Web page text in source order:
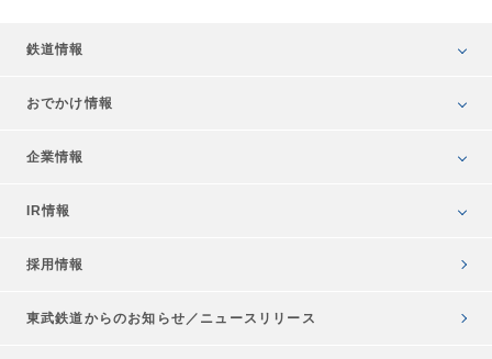
鉄道情報
おでかけ情報
企業情報
IR情報
採用情報
東武鉄道からのお知らせ／ ニュースリリース